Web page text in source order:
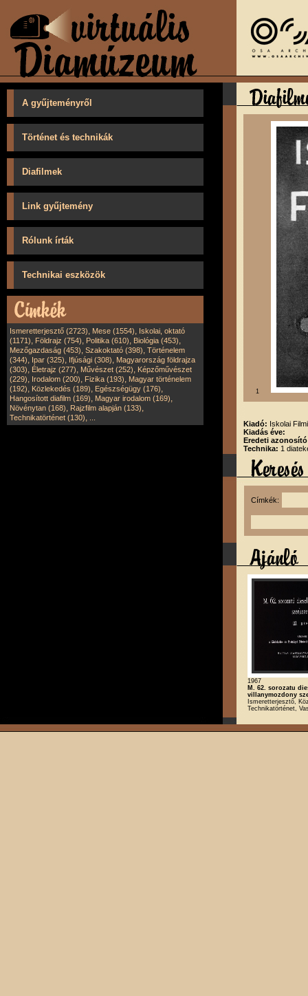
A gyűjteményről
Történet és technikák
Diafilmek
Link gyűjtemény
Rólunk írták
Technikai eszközök
Ismeretterjesztő (2723), Mese (1554), Iskolai, oktató
(1171), Földrajz (754), Politika (610), Biológia (453),
Mezőgazdaság (453), Szakoktató (398), Történelem
(344), Ipar (325), Ifjúsági (308), Magyarország földrajza
(303), Életrajz (277), Művészet (252), Képzőművészet
(229), Irodalom (200), Fizika (193), Magyar történelem
(192), Közlekedés (189), Egészségügy (176),
Hangosított diafilm (169), Magyar irodalom (169),
Növénytan (168), Rajzfilm alapján (133),
Technikatörténet (130),
1
Kiadó: Iskolai
Kiadás éve:
Eredeti
Technika: 1
Címkék:
1967
M. 62. sorozatu
villanymozdony
Ismeretterjesztő,
Technikatörténet,